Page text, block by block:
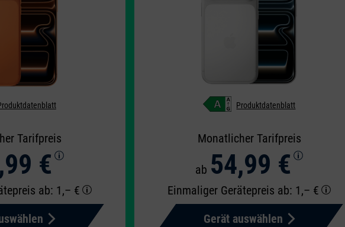
Tarifpreis
€
ab: 1,– €
Produktdatenblatt
Monatlicher Tarifpreis
ab 54,99 €
Einmaliger Gerätepreis ab: 1,– €
Gerät auswählen